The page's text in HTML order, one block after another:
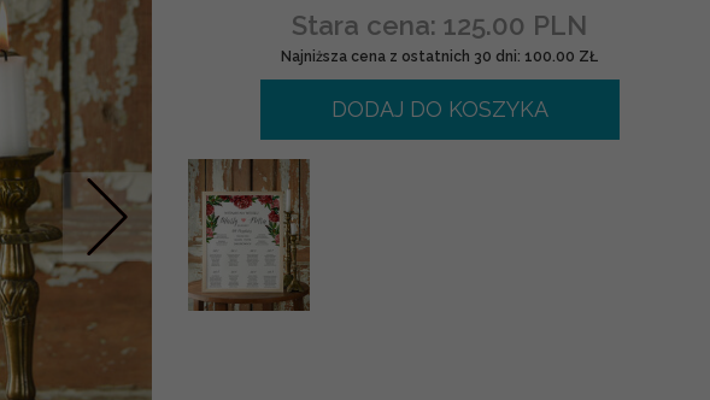
Nastepne
Stara cena: 125.00 PLN
Najniższa cena z ostatnich 30 dni: 100.00 ZŁ
DODAJ DO KOSZYKA